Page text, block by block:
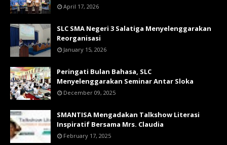
April 17, 2026
SLC SMA Negeri 3 Salatiga Menyelenggarakan
Reorganisasi
January 15, 2026
Peringati Bulan Bahasa, SLC
Menyelenggarakan Seminar Antar Sloka
December 09, 2025
SMANTISA Mengadakan Talkshow Literasi
Inspiratif Bersama Mrs. Claudia
February 17, 2025